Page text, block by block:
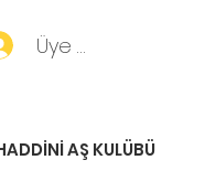
Üye Girişi
AŞ KULÜBÜ